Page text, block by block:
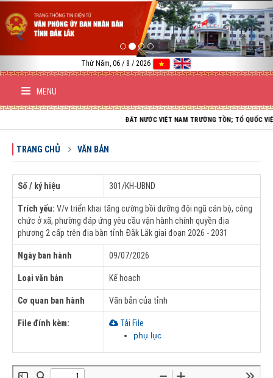
Thứ Năm, 06 / 8 / 2026
MENU
ĐẤT NƯỚC VIỆT NAM TRƯỜNG TỒN; TỔ QUỐC VIỆT
TRANG CHỦ VĂN BẢN
Số / ký hiệu 301/KH-UBND
Trích yếu: V/v triển khai tăng cường bồi dưỡng đội ngũ cán bộ, công
chức ở xã, phường đáp ứng yêu cầu vận hành chính quyền địa
phương 2 cấp trên địa bàn tỉnh Đắk Lắk giai đoạn 2026 - 2031
Ngày ban hành 09/07/2026
Loại văn bản Kế hoạch
Cơ quan ban hành Văn bản của tỉnh
File đính kèm:
Tải File
phụ lục